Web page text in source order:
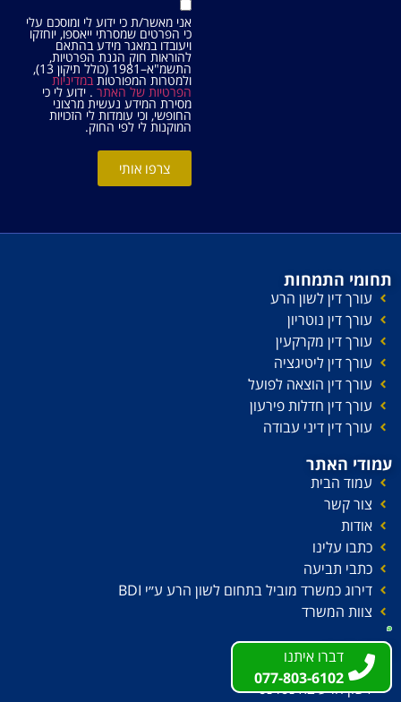
דברו איתנו
077-803-6102
אני מאשר/ת כי ידוע לי ומוסכם עלי
כי הפרטים שמסרתי ייאספו, יוחזקו
ויעובדו במאגר מידע בהתאם
להוראות חוק הגנת הפרטיות,
התשמ"א–1981 (כולל תיקון 13),
ולמטרות המפורטות במדיניות
הפרטיות של האתר . ידוע לי כי
מסירת המידע נעשית מרצוני
החופשי, וכי עומדות לי הזכויות
המוקנות לי לפי החוק.
צרפו אותי
תחומי התמחות
עורך דין לשון הרע
עורך דין נוטריון
עורך דין מקרקעין
עורך דין ליטיגציה
עורך דין הוצאה לפועל
עורך דין חדלות פירעון
עורך דין דיני עבודה
עמודי האתר
עמוד הבית
צור קשר
אודות
כתבו עלינו
כתבי תביעה
דירוג כמשרד מוביל בתחום לשון הרע ע׳׳י BDI
צוות המשרד
מידע חיוני
פסקי דין
לשון הרע באינטרנט
דברו איתנו
077-803-6102